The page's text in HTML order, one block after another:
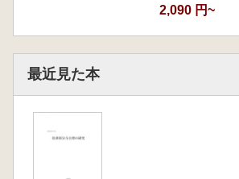
2,090 円~
最近見た本